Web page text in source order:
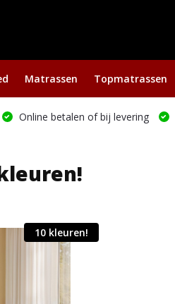
Matrassen Topmatrassen
Online betalen of bij levering
10 kleuren!